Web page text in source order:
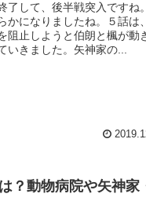
了して、後半戦突入ですね
かになりましたね。５話は
止しようと伯朗と楓が動
いきました。矢神家の...
？動物病院や矢神家